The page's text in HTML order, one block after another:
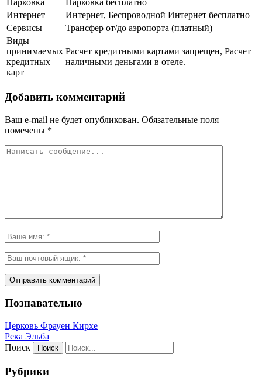
Парковка
Парковка бесплатно
Интернет
Интернет, Беспроводной Интернет бесплатно
Сервисы
Трансфер от/до аэропорта (платный)
Виды
принимаемых
кредитных
карт
Расчет кредитными картами запрещен, Расчет
наличными деньгами в отеле.
Добавить комментарий
Ваш e-mail не будет опубликован. Обязательные поля
помечены *
Познавательно
Церковь Фрауен Кирхе
Река Эльба
Поиск
Рубрики